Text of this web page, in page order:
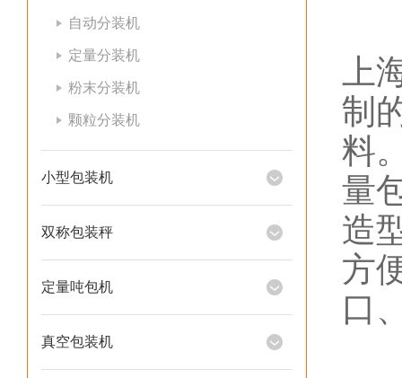
自动分装机
定量分装机
粉末分装机
颗粒分装机
小型包装机
双称包装秤
定量吨包机
真空包装机
上
制
料
量
造
方
口